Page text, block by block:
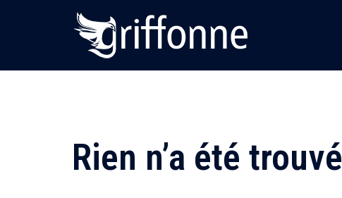
Rien n’a été trouvé